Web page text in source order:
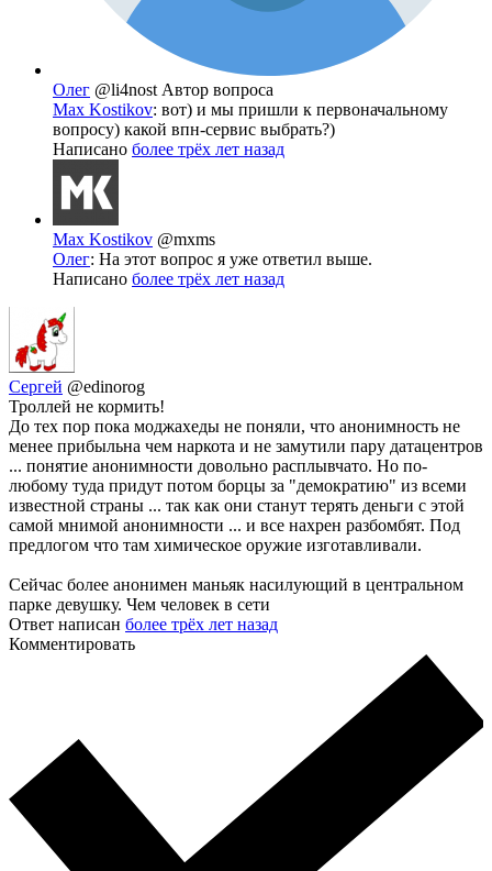
Олег @li4nost Автор вопроса
Max Kostikov: вот) и мы пришли к первоначальному
вопросу) какой впн-сервис выбрать?)
Написано более трёх лет назад
Max Kostikov @mxms
Олег: На этот вопрос я уже ответил выше.
Написано более трёх лет назад
Сергей @edinorog
Троллей не кормить!
До тех пор пока моджахеды не поняли, что анонимность не
менее прибыльна чем наркота и не замутили пару датацентров
... понятие анонимности довольно расплывчато. Но по-
любому туда придут потом борцы за "демократию" из всеми
известной страны ... так как они станут терять деньги с этой
самой мнимой анонимности ... и все нахрен разбомбят. Под
предлогом что там химическое оружие изготавливали.
Сейчас более анонимен маньяк насилующий в центральном
парке девушку. Чем человек в сети
Ответ написан более трёх лет назад
Комментировать